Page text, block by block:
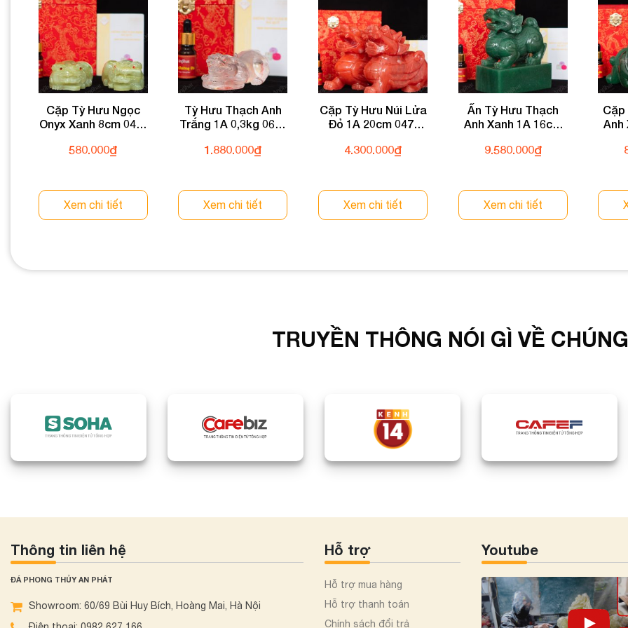
Cặp Tỳ Hưu Ngọc
Onyx Xanh 8cm 047-
580.000₫
Xem chi tiết
Tỳ Hưu Thạch Anh
Trắng 1A 0,3kg 064-
1.880.000₫
Xem chi tiết
Cặp Tỳ Hưu Núi Lửa
Đỏ 1A 20cm 047-
4.300.000₫
Xem chi tiết
Ấn Tỳ Hưu Thạch
Anh Xanh 1A 16cm
9.580.000₫
Xem chi tiết
Cặp
Anh
TRUYỀN THÔNG NÓI GÌ VỀ
Thông tin liên hệ
ĐÁ PHONG THỦY AN PHÁT
Showroom: 60/69 Bùi Huy Bích, Hoàng Mai, Hà Nội
Hỗ trợ
Hỗ trợ mua hàng
Hỗ trợ thanh toán
Chính sách đổi trả
Youtube